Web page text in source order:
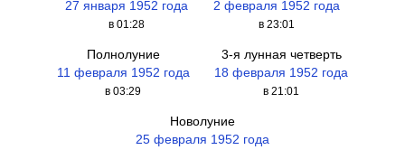
27 января 1952 года
в 01:28
2 февраля 1952 года
в 23:01
Полнолуние
11 февраля 1952 года
в 03:29
3-я лунная четверть
18 февраля 1952 года
в 21:01
Новолуние
25 февраля 1952 года